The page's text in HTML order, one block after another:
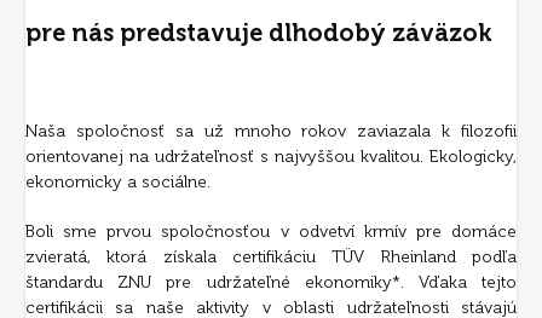
pre nás predstavuje dlhodobý záväzok
Naša spoločnosť sa už mnoho rokov zaviazala k filozofii
orientovanej na udržateľnosť s najvyššou kvalitou. Ekologicky,
ekonomicky a sociálne.
Boli sme prvou spoločnosťou v odvetví krmív pre domáce
zvieratá, ktorá získala certifikáciu TÜV Rheinland podľa
štandardu ZNU pre udržateľné ekonomiky*. Vďaka tejto
certifikácii sa naše aktivity v oblasti udržateľnosti stávajú